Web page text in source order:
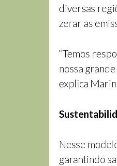
diversas
zerar as
“Temos
nossa
explica
Nesse
garantindo